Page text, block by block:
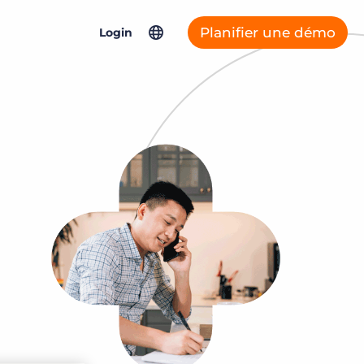
Login
Connexys Fast Forward
Bullhorn Connexys
Bullhorn ATS & CRM
Salesforce Solutions
Bullhorn Jobscience
North America
Asia Pacific
United Kingdom & Europe
Germany
France
Netherlands
Planifier une démo